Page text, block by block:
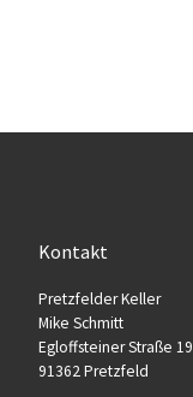
Kontakt
Pretz­fel­der Keller
Mike Schmitt
Egloff­stei­ner Stra­ße 19
91362 Pretzfeld